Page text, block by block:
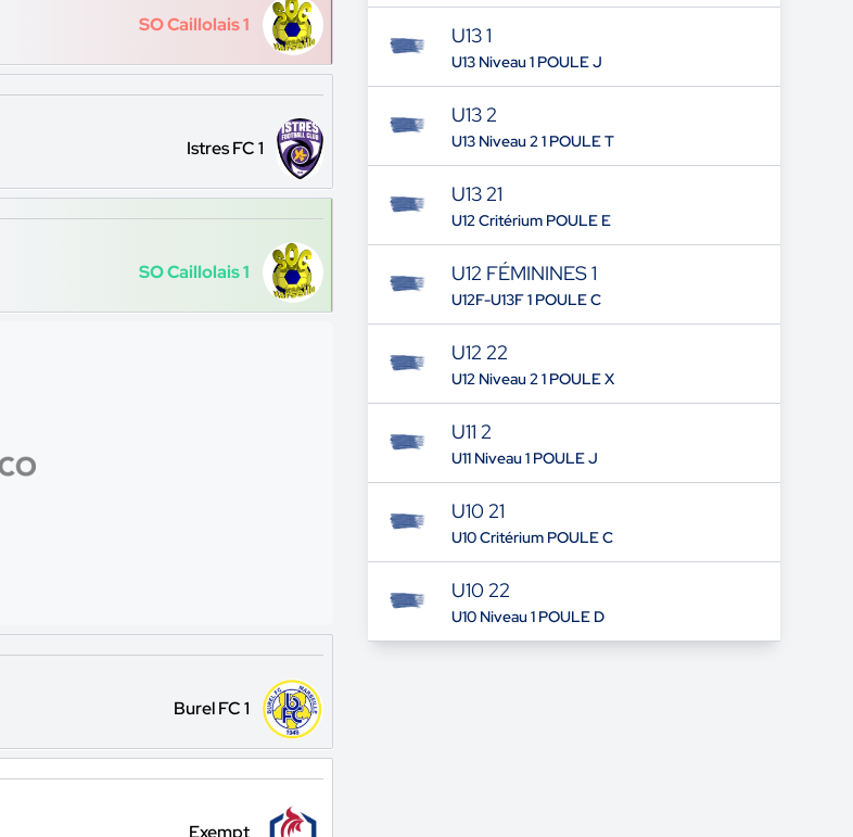
SO Caillolais 1
Istres FC 1
SO Caillolais 1
Burel FC 1
Exempt
U13 1
U13 Niveau 1 POULE J
U13 2
U13 Niveau 2 1 POULE T
U13 21
U12 Critérium POULE E
U12 FÉMININES 1
U12F-U13F 1 POULE C
U12 22
U12 Niveau 2 1 POULE X
U11 2
U11 Niveau 1 POULE J
U10 21
U10 Critérium POULE C
U10 22
U10 Niveau 1 POULE D